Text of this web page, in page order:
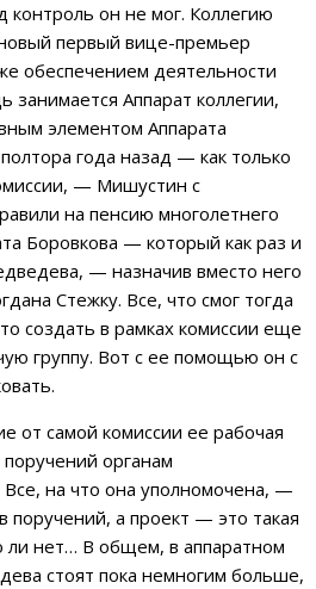
контроль он не мог. Коллегию
первый вице-премьер
обеспечением деятельности
занимается Аппарат коллегии,
элементом Аппарата
года назад — как только
— Мишустин с
на пенсию многолетнего
Боровкова — который как раз и
— назначив вместо него
Стежку. Все, что смог тогда
создать в рамках комиссии еще
группу. Вот с ее помощью он с
от самой комиссии ее рабочая
органам
Все, на что она уполномочена, —
поручений, а проект — это такая
ли нет… В общем, в аппаратном
стоят пока немногим больше,